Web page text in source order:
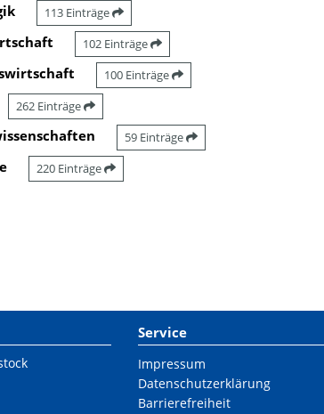
113 Einträge
102 Einträge
100 Einträge
262 Einträge
59 Einträge
220 Einträge
Service
Impressum
Datenschutzerklärung
Barrierefreiheit